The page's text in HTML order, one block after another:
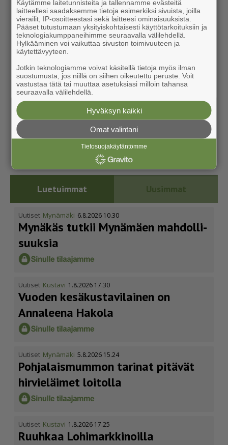
Luetuimmat Uusimmat
Uutiset Mynämäki 6.8.2026 10.30
Mynäkäs tutkii Mynämäen mahdol­li­
suuksia
Uutiset Kustavi 1.8.2026 17.30
Vuoden kesäkus­ta­vi­lainen on
Annaleena Hakola
Uutiset Mynämäki 5.8.2026 15.24
Pohja­lais­mummon tarinat pitävät
hirvieläimet loitolla
Uutiset Kustavi 1.8.2026 17.25
Ruuhkaa Lohimark­ki­noilla
Käytämme laitetunnisteita ja tallennamme evästeitä
laitteellesi saadaksemme tietoja esimerkiksi sivuista, joilla
vierailit, IP-osoitteestasi sekä laitteesi ominaisuuksista.
Pääset tutustumaan yksityiskohtaisesti käyttötarkoituksiin ja
teknologiakumppaneihimme seuraavalla välilehdellä.
Hylkääminen voi vaikuttaa sivuston toimivuuteen ja
käytettävyyteen.
Jotkin teknologiamme voivat käsitellä tietoja myös ilman
suostumusta, jos niillä on siihen oikeutettu peruste. Voit
vastustaa tätä tai muuttaa asetuksiasi milloin tahansa
seuraavalla välilehdellä.
Hyväksyn kaikki
Omat valintani
Tietosuojakäytäntömme